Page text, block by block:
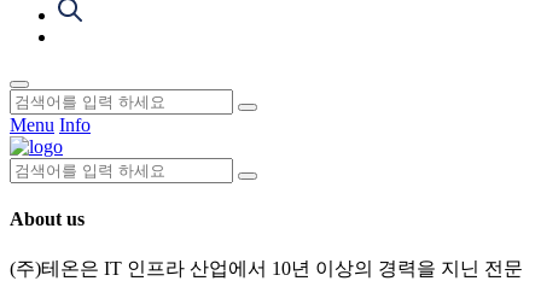
Menu Info
About us
(주)테온은 IT 인프라 산업에서 10년 이상의 경력을 지닌 전문